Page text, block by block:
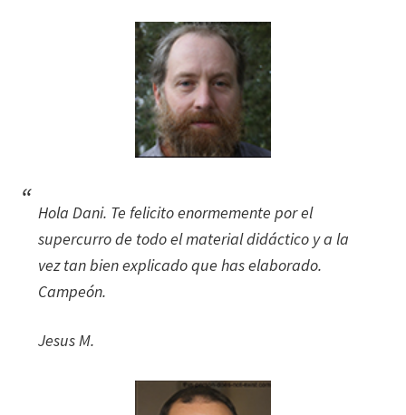
Hola Dani. Te felicito enormemente por el
supercurro de todo el material didáctico y a la
vez tan bien explicado que has elaborado.
Campeón.
Jesus M.